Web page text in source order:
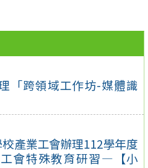
「跨領域工作坊-媒體識
產業工會辦理112學年度
會特殊教育研習—【小